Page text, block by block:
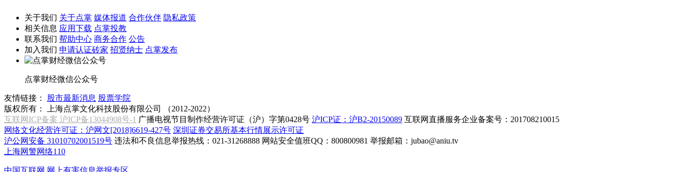
关于我们 关于点掌 媒体报道 合作伙伴 隐私政策
相关信息 应用下载 点掌投教
联系我们 帮助中心 商务合作 公告
加入我们 申请认证砖家 招贤纳士 点掌发布
点掌财经微信公众号
友情链接： 股市最新消息 股票学院
版权所有：
上海点掌文化科技股份有限公司 （2012-2022）
互联网ICP备案 沪ICP备13044908号-1 广播电视节目制作经营许可证（沪）字第0428号 沪ICP证：沪B2-20150089 互联网直播服务企业备案号：201708210015
网络文化经营许可证：沪网文[2018]6619-427号 深圳证券交易所基本行情展示许可证
沪公网安备 31010702001519号 违法和不良信息举报热线：021-31268888 网站安全值班QQ：800800981 举报邮箱： jubao@aniu.tv
上海网警网络110
中国互联网 网上有害信息举报专区